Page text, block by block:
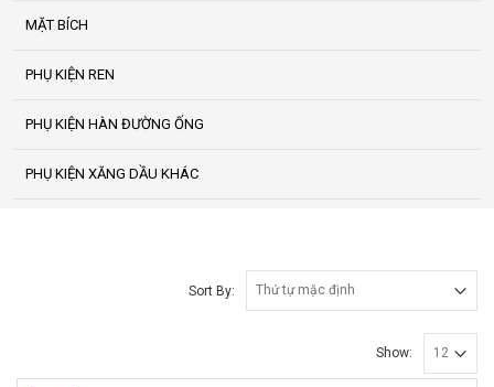
MẶT BÍCH
PHỤ KIỆN REN
PHỤ KIỆN HÀN ĐƯỜNG ỐNG
PHỤ KIỆN XĂNG DẦU KHÁC
Sort By:
Show: